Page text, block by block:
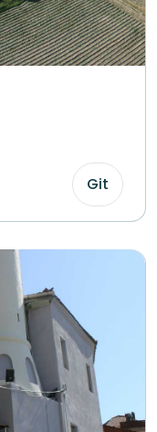
Git